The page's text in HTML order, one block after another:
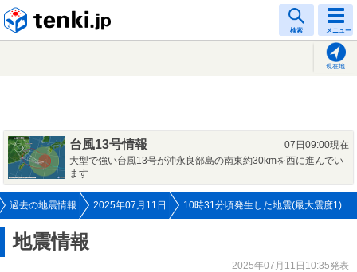
検索 メニュー
現在地
台風13号情報
07日09:00現在
大型で強い台風13号が沖永良部島の南東約30kmを西に進んでい
ます
過去の地震情報 2025年07月11日 10時31分頃発生した地震(最大震度1)
地震情報
2025年07月11日10:35発表